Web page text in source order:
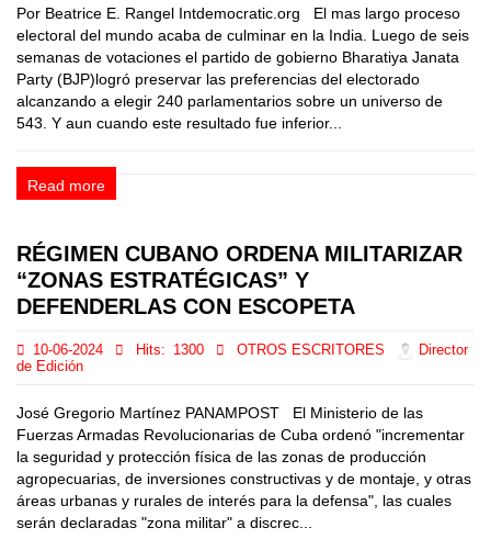
Por Beatrice E. Rangel Intdemocratic.org El mas largo proceso
electoral del mundo acaba de culminar en la India. Luego de seis
semanas de votaciones el partido de gobierno Bharatiya Janata
Party (BJP)logró preservar las preferencias del electorado
alcanzando a elegir 240 parlamentarios sobre un universo de
543. Y aun cuando este resultado fue inferior...
Read more
RÉGIMEN CUBANO ORDENA MILITARIZAR
“ZONAS ESTRATÉGICAS” Y
DEFENDERLAS CON ESCOPETA
10-06-2024 Hits: 1300 OTROS ESCRITORES
Director
de Edición
José Gregorio Martínez PANAMPOST El Ministerio de las
Fuerzas Armadas Revolucionarias de Cuba ordenó "incrementar
la seguridad y protección física de las zonas de producción
agropecuarias, de inversiones constructivas y de montaje, y otras
áreas urbanas y rurales de interés para la defensa", las cuales
serán declaradas "zona militar" a discrec...